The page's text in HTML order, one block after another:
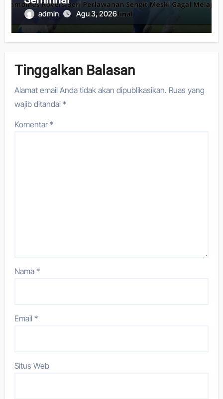
admin Agu 3, 2026
Tinggalkan Balasan
Alamat email Anda tidak akan dipublikasikan. Ruas yang
wajib ditandai*
Komentar*
Nama*
Email*
Situs Web